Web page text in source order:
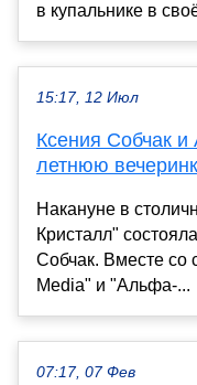
в купальнике в
15:17, 12 Июл
Ксения Собчак
летнюю
Накануне в
Кристалл"
Собчак. Вместе со
Media" и "Альфа-...
07:17, 07 Фев